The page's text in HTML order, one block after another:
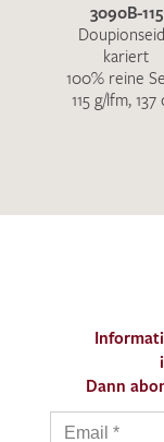
3090B-115
kariert
100% reine
115 g/lfm, 137
Dann